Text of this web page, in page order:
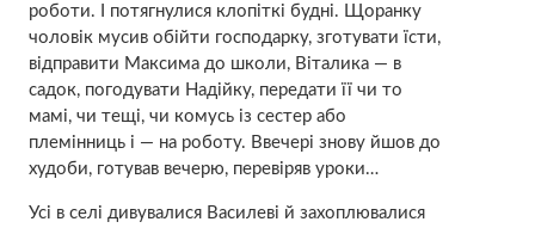
роботи. І потягнулися клопіткі будні. Щоранку
чоловік мусив обійти господарку, зготувати їсти,
відправити Максима до школи, Віталика — в
садок, погодувати Надійку, передати її чи то
мамі, чи тещі, чи комусь із сестер або
племінниць і — на роботу. Ввечері знову йшов до
худоби, готував вечерю, перевіряв уроки…
Усі в селі дивувалися Василеві й захоплювалися